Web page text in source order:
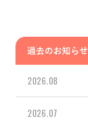
過去のお知らせ
2026.08
2026.07